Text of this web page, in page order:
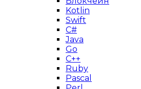
Kotlin
Swift
C#
Java
Go
C++
Ruby
Pascal